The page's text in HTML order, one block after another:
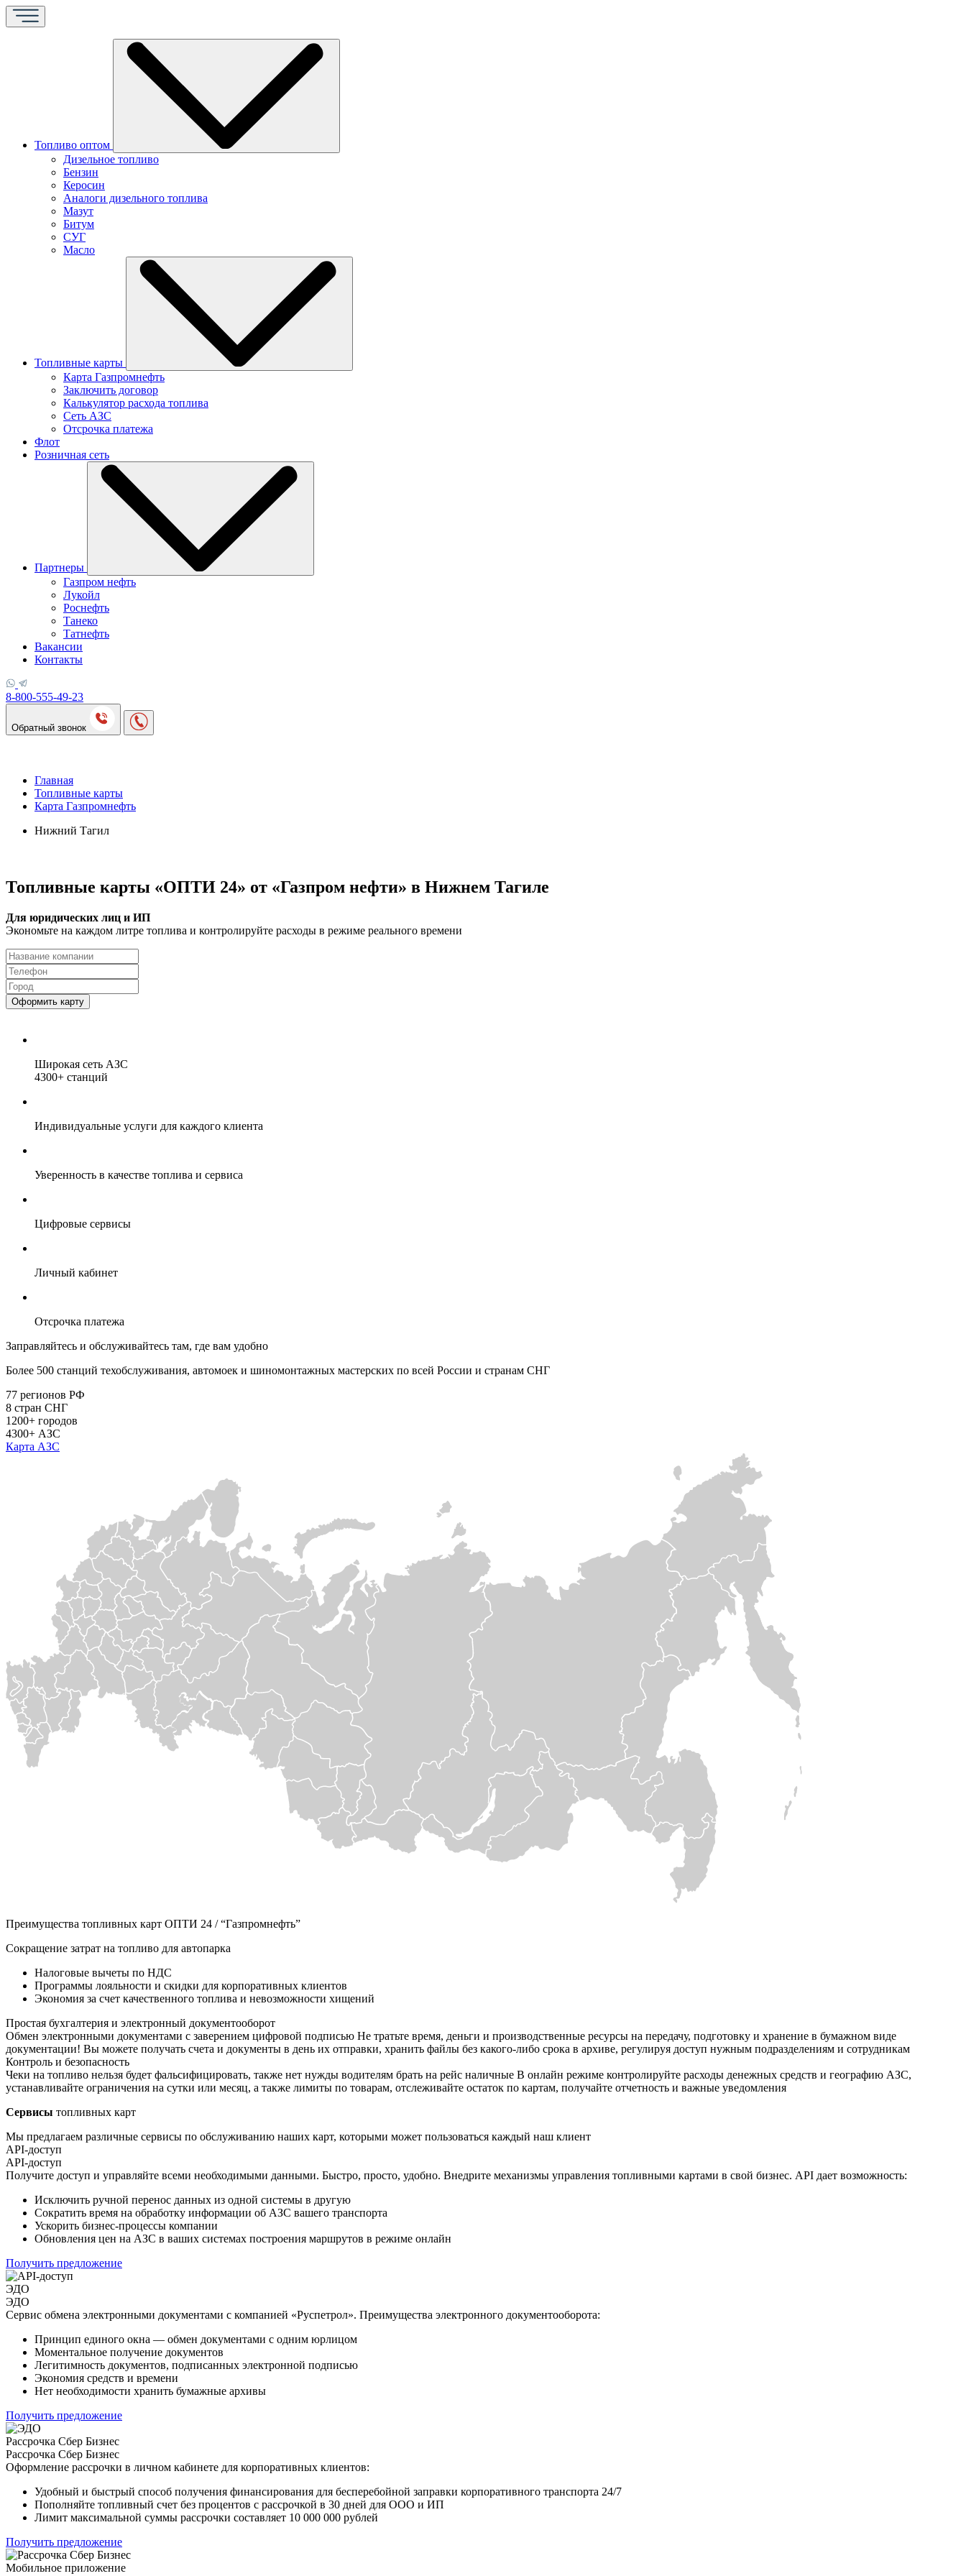
Топливо оптом
Дизельное топливо
Бензин
Керосин
Аналоги дизельного топлива
Мазут
Битум
СУГ
Масло
Топливные карты
Карта Газпромнефть
Заключить договор
Калькулятор расхода топлива
Сеть АЗС
Отсрочка платежа
Флот
Розничная сеть
Партнеры
Газпром нефть
Лукойл
Роснефть
Танеко
Татнефть
Вакансии
Контакты
8-800-555-49-23
Обратный звонок
Главная
Топливные карты
Карта Газпромнефть
Нижний Тагил
Топливные карты «ОПТИ 24» от «Газпром нефти» в Нижнем Тагиле
Для юридических лиц и ИП
Экономьте на каждом литре топлива и контролируйте расходы в режиме реального времени
Оформить карту
Широкая сеть АЗС
4300+ станций
Индивидуальные услуги для каждого клиента
Уверенность в качестве топлива и сервиса
Цифровые сервисы
Личный кабинет
Отсрочка платежа
Заправляйтесь и обслуживайтесь там, где вам удобно
Более 500 станций техобслуживания, автомоек и шиномонтажных мастерских по всей России и странам СНГ
77 регионов РФ
8 стран СНГ
1200+ городов
4300+ АЗС
Карта АЗС
Преимущества топливных карт ОПТИ 24 / “Газпромнефть”
Сокращение затрат на топливо для автопарка
Налоговые вычеты по НДС
Программы лояльности и скидки для корпоративных клиентов
Экономия за счет качественного топлива и невозможности хищений
Простая бухгалтерия и электронный документооборот
Обмен электронными документами с заверением цифровой подписью Не тратьте время, деньги и производственные ресурсы на передачу, подготовку и хранение в бумажном виде
документации! Вы можете получать счета и документы в день их отправки, хранить файлы без какого-либо срока в архиве, регулируя доступ нужным подразделениям и сотрудникам
Контроль и безопасность
Чеки на топливо нельзя будет фальсифицировать, также нет нужды водителям брать на рейс наличные В онлайн режиме контролируйте расходы денежных средств и географию АЗС,
устанавливайте ограничения на сутки или месяц, а также лимиты по товарам, отслеживайте остаток по картам, получайте отчетность и важные уведомления
Сервисы топливных карт
Мы предлагаем различные сервисы по обслуживанию наших карт, которыми может пользоваться каждый наш клиент
API-доступ
API-доступ
Получите доступ и управляйте всеми необходимыми данными. Быстро, просто, удобно. Внедрите механизмы управления топливными картами в свой бизнес. API дает возможность:
Исключить ручной перенос данных из одной системы в другую
Сократить время на обработку информации об АЗС вашего транспорта
Ускорить бизнес-процессы компании
Обновления цен на АЗС в ваших системах построения маршрутов в режиме онлайн
Получить предложение
ЭДО
ЭДО
Сервис обмена электронными документами с компанией «Руспетрол». Преимущества электронного документооборота:
Принцип единого окна — обмен документами с одним юрлицом
Моментальное получение документов
Легитимность документов, подписанных электронной подписью
Экономия средств и времени
Нет необходимости хранить бумажные архивы
Получить предложение
Рассрочка Сбер Бизнес
Рассрочка Сбер Бизнес
Оформление рассрочки в личном кабинете для корпоративных клиентов:
Удобный и быстрый способ получения финансирования для бесперебойной заправки корпоративного транспорта 24/7
Пополняйте топливный счет без процентов с рассрочкой в 30 дней для ООО и ИП
Лимит максимальной суммы рассрочки составляет 10 000 000 рублей
Получить предложение
Мобильное приложение